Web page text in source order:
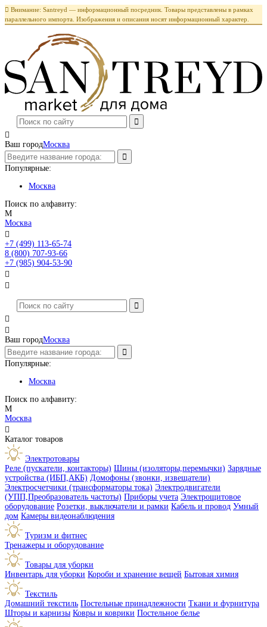
 Внимание: Santreyd — информационный посредник. Товары представлены в рамках
параллельного импорта. Изображения и описания носят информационный характер.

Ваш городМосква
Популярные:
Москва
Поиск по алфавиту:
М
Москва

+7 (499) 113-65-74
8 (800) 707-93-66
+7 (985) 904-53-90




Ваш городМосква
Популярные:
Москва
Поиск по алфавиту:
М
Москва

Каталог товаров
Электротовары
Реле (пускатели, контакторы) Шины (изоляторы,перемычки) Зарядные
устройства (ИБП,АКБ) Домофоны (звонки, извещатели)
Электросчетчики (трансформаторы тока) Электродвигатели
(УПП,Преобразователь частоты) Приборы учета Электрощитовое
оборудование Розетки, выключатели и рамки Кабель и провод Умный
дом Камеры видеонаблюдения
Туризм и фитнес
Тренажеры и оборудование
Товары для уборки
Инвентарь для уборки Короби и хранение вещей Бытовая химия
Текстиль
Домашний текстиль Постельные принадлежности Ткани и фурнитура
Шторы и карнизы Ковры и коврики Постельное белье